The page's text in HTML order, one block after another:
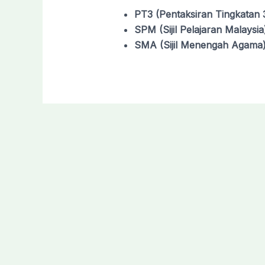
PT3 (Pentaksiran Tingkatan
SPM (Sijil Pelajaran
SMA (Sijil Menengah Agama)